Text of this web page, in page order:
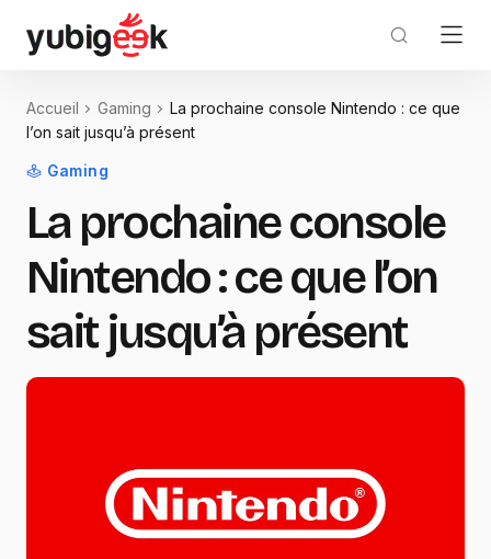
Accueil Gaming
La prochaine console Nintendo : ce que
l’on sait jusqu’à présent
Gaming
La prochaine console
Nintendo : ce que l’on
sait jusqu’à présent